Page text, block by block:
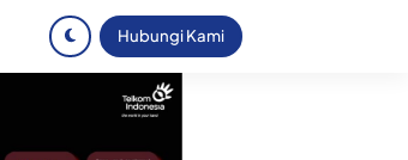
Hubungi Kami